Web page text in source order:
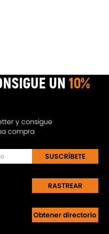
UN10%
y consigue
compra
SUSCRÍBETE
RASTREAR
Obtener directorio